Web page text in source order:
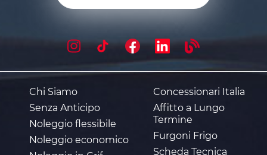
Chi Siamo
Senza Anticipo
Noleggio flessibile
Noleggio economico
Concessionari Italia
Affitto a Lungo
Termine
Furgoni Frigo
Scheda Tecnica